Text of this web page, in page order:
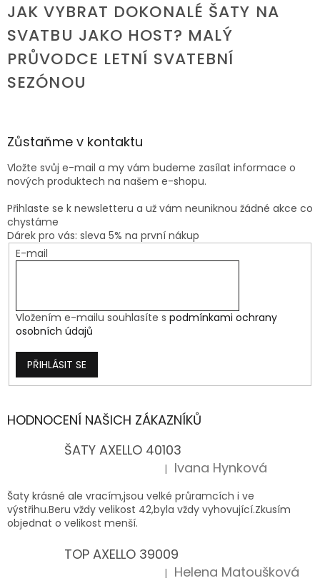
JAK VYBRAT DOKONALÉ ŠATY NA
SVATBU JAKO HOST? MALÝ
PRŮVODCE LETNÍ SVATEBNÍ
SEZÓNOU
Zůstaňme v kontaktu
Vložte svůj e-mail a my vám budeme zasílat informace o
nových produktech na našem e-shopu.
Přihlaste se k newsletteru a už vám neuniknou žádné akce co
chystáme
Dárek pro vás: sleva 5% na první nákup
E-mail
Vložením e-mailu souhlasíte s podmínkami ochrany
osobních údajů
PŘIHLÁSIT SE
HODNOCENÍ NAŠICH ZÁKAZNÍKŮ
ŠATY AXELLO 40103
Hodnocení produktu je 5 z 5 hvězdiček.
| Ivana Hynková
Šaty krásné ale vracím,jsou velké průramcích i ve
výstřihu.Beru vždy velikost 42,byla vždy vyhovující.Zkusím
objednat o velikost menší.
TOP AXELLO 39009
Hodnocení produktu je 5 z 5 hvězdiček.
| Helena Matoušková